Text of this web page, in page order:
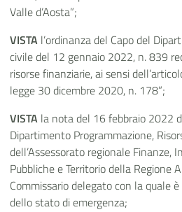
Valle d’Aosta”;
VISTA l’ordinanza del Capo del
civile del 12 gennaio 2022, n. 839
risorse finanziarie, ai sensi
legge 30 dicembre 2020, n. 178”;
VISTA la nota del 16 febbraio 2022
Dipartimento Programmazione,
dell’Assessorato regionale Finanze,
Pubbliche e Territorio della Regione
Commissario delegato con la quale
dello stato di emergenza;